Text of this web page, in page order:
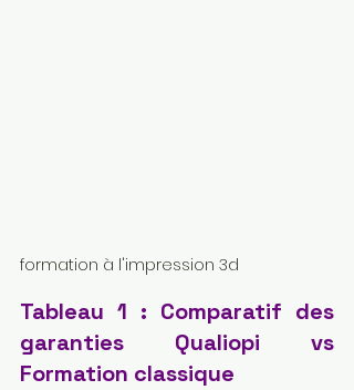
formation à l'impression 3d
Tableau 1 : Comparatif des
garanties Qualiopi vs
Formation classique